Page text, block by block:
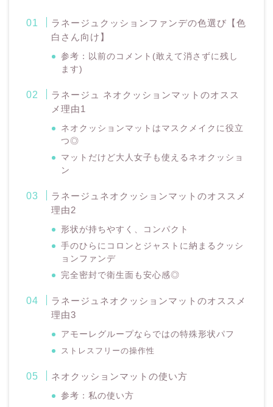
ラネージュクッションファンデの色選び【色
白さん向け】
参考：以前のコメント(敢えて消さずに残し
ます)
ラネージュ ネオクッションマットのオスス
メ理由1
ネオクッションマットはマスクメイクに役立
つ◎
マットだけど大人女子も使えるネオクッショ
ン
ラネージュネオクッションマットのオススメ
理由2
形状が持ちやすく、コンパクト
手のひらにコロンとジャストに納まるクッシ
ョンファンデ
完全密封で衛生面も安心感◎
ラネージュネオクッションマットのオススメ
理由3
アモーレグループならではの特殊形状パフ
ストレスフリーの操作性
ネオクッションマットの使い方
参考：私の使い方